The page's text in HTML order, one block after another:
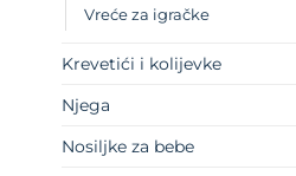
Vreće za igračke
Krevetići i kolijevke
Njega
Nosiljke za bebe